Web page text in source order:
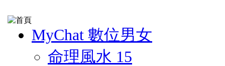
MyChat 數位男女
命理風水 15